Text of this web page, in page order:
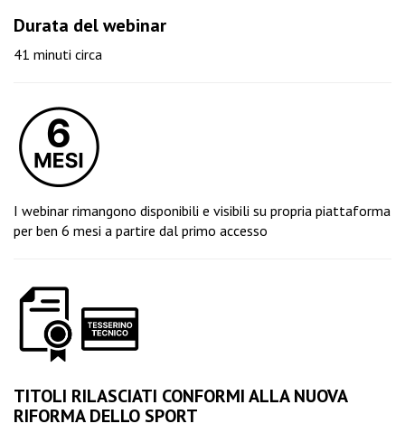
Durata del webinar
41 minuti circa
I webinar rimangono disponibili e visibili su propria piattaforma
per ben 6 mesi a partire dal primo accesso
TITOLI RILASCIATI CONFORMI ALLA NUOVA
RIFORMA DELLO SPORT